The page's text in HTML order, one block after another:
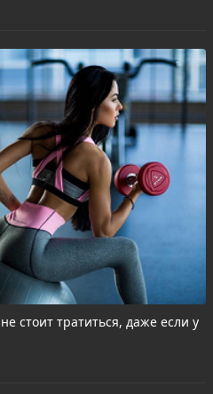
стоит тратиться, даже если у